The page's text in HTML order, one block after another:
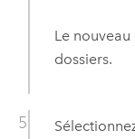
Le
dossiers.